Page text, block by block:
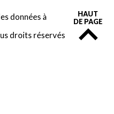
données à
droits réservés
HAUT
DE PAGE